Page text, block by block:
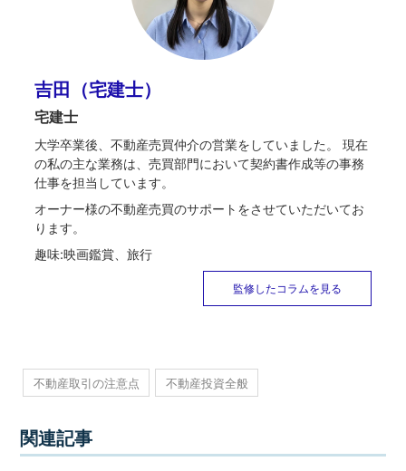
吉田（宅建士）
宅建士
大学卒業後、不動産売買仲介の営業をしていました。 現在
の私の主な業務は、売買部門において契約書作成等の事務
仕事を担当しています。
オーナー様の不動産売買のサポートをさせていただいてお
ります。
趣味:映画鑑賞、旅行
監修したコラムを見る
不動産取引の注意点 不動産投資全般
関連記事